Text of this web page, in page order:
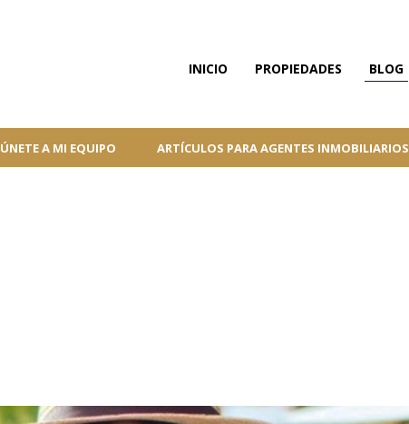
INICIO PROPIEDADES BLOG
ÚNETE A MI EQUIPO ARTÍCULOS PARA AGENTES INMOBILIARIOS